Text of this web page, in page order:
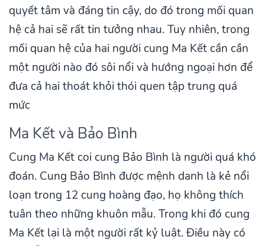
quyết tâm và đáng tin cậy, do đó trong mối quan
hệ cả hai sẽ rất tin tưởng nhau. Tuy nhiên, trong
mối quan hệ của hai người cung Ma Kết cần cần
một người nào đó sôi nổi và hướng ngoại hơn để
đưa cả hai thoát khỏi thói quen tập trung quá
mức
Ma Kết và Bảo Bình
Cung Ma Kết coi cung Bảo Bình là người quá khó
đoán. Cung Bảo Bình được mệnh danh là kẻ nổi
loạn trong 12 cung hoàng đạo, họ không thích
tuân theo những khuôn mẫu. Trong khi đó cung
Ma Kết lại là một người rất kỷ luật. Điều này có